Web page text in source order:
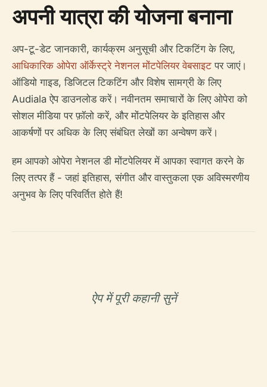
अपनी यात्रा की योजना बनाना
अप-टू-डेट जानकारी, कार्यक्रम अनुसूची और टिकटिंग के लिए,
आधिकारिक ओपेरा ऑर्केस्ट्रे नेशनल मोंटपेलियर वेबसाइट पर जाएं।
ऑडियो गाइड, डिजिटल टिकटिंग और विशेष सामग्री के लिए
Audiala ऐप डाउनलोड करें। नवीनतम समाचारों के लिए ओपेरा को
सोशल मीडिया पर फ़ॉलो करें, और मोंटपेलियर के इतिहास और
आकर्षणों पर अधिक के लिए संबंधित लेखों का अन्वेषण करें।
हम आपको ओपेरा नेशनल डी मोंटपेलियर में आपका स्वागत करने के
लिए तत्पर हैं - जहां इतिहास, संगीत और वास्तुकला एक अविस्मरणीय
अनुभव के लिए परिवर्तित होते हैं!
ऐप में पूरी कहानी सुनें